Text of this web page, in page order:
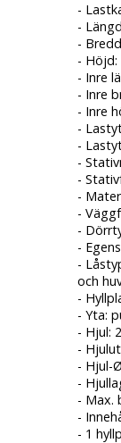
-
-
-
- Höjd:
- Inre
- Inre
- Inre
-
-
-
-
-
-
-
-
-
och
-
- Yta:
- Hjul:
-
- Hjul-
-
- Max.
-
- 1